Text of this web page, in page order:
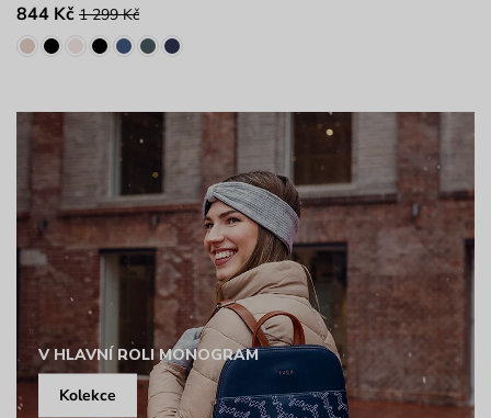
844 Kč 1 299 Kč
V HLAVNÍ ROLI MONOGRAM
Kolekce